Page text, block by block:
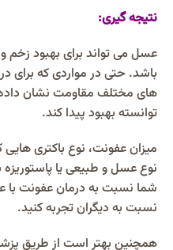
نتیجه گیری:
عسل می‌ تواند برای بهبود
باشد. حتی در مواردی که برای
های مختلف مقاومت نشان
توانسته بهبود پیدا کند.
میزان عفونت، نوع باکتری‌
نوع عسل و طبیعی یا
شما نسبت به درمان عفونت با
نسبت به دیگران تجربه کنید.
همچنین بهتر است از طریق